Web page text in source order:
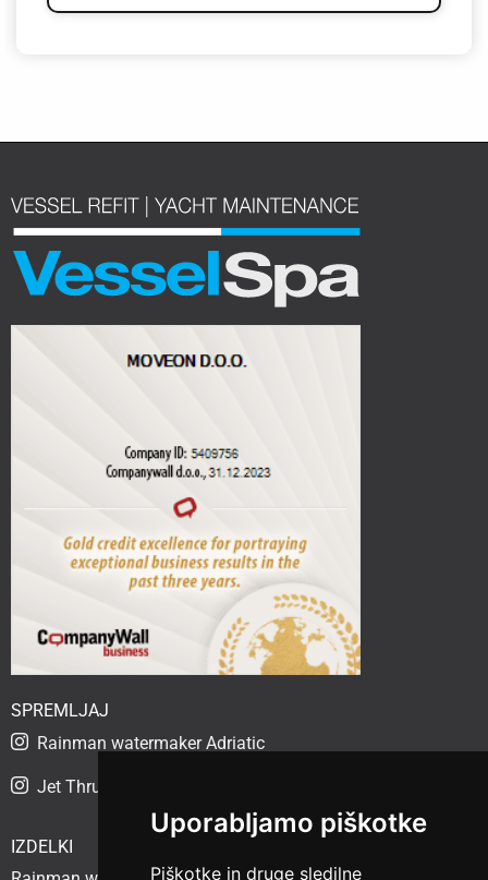
Uporabljamo piškotke
Piškotke in druge sledilne
SPREMLJAJ
Rainman watermaker Adriatic
Jet Thruster Adriatic
IZDELKI